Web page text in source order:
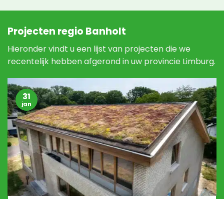
Projecten regio Banholt
Hieronder vindt u een lijst van projecten die we
recentelijk hebben afgerond in uw provincie Limburg.
31
jan